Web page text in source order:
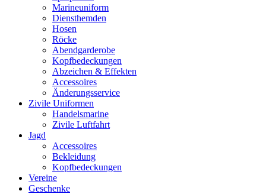
Marineuniform
Diensthemden
Hosen
Röcke
Abendgarderobe
Kopfbedeckungen
Abzeichen & Effekten
Accessoires
Änderungsservice
Zivile Uniformen
Handelsmarine
Zivile Luftfahrt
Jagd
Accessoires
Bekleidung
Kopfbedeckungen
Vereine
Geschenke